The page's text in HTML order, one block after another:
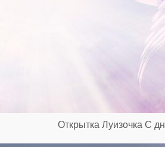
Открытка Луизочка С